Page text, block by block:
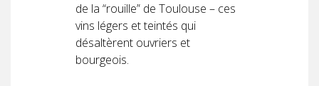
de la “rouille” de Toulouse – ces
vins légers et teintés qui
désaltèrent ouvriers et
bourgeois.